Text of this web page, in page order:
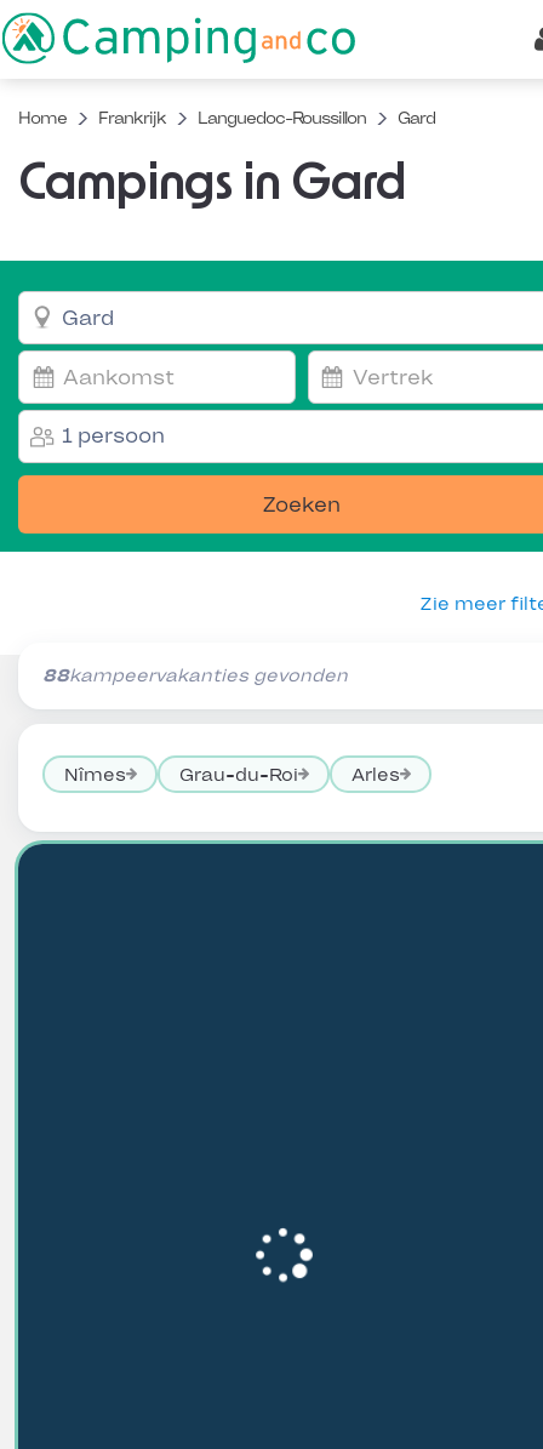
Home Frankrijk Languedoc-Roussillon Gard
Campings in Gard
1 persoon
Zoeken
Zie meer
88kampeervakanties gevonden
Nîmes Grau-du-Roi Arles